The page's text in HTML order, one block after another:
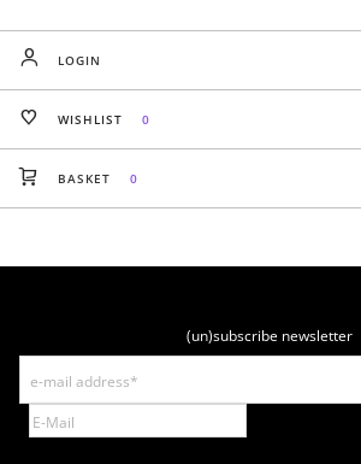
LOGIN
WISHLIST 0
BASKET 0
(un)subscribe newsletter